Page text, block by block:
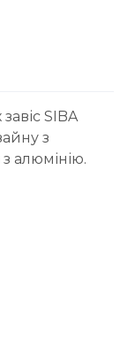
SIBA
з
алюмінію.